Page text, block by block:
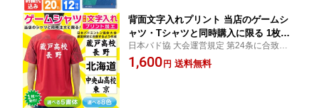
背面文字入れプリント 当店のゲームシ
ャツ・Tシャツと同時購入に限る 1枚か
ら受付可 学校名都道府県名など文字は
自由 書体と色が選べる 試合で着られる
日本バド協 大会運営規定 第24条に合致する
よう作成します！
1,600円 送料無料